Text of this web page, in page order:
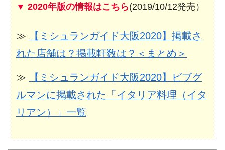
▼ 2020年版の情報はこちら(2019/10/12発売）
≫
【ミシュランガイド大阪2020】掲載さ
れた店舗は？掲載軒数は？＜まとめ＞
≫
【ミシュランガイド大阪2020】ビブグ
ルマンに掲載された「イタリア料理（イタ
リアン）」一覧